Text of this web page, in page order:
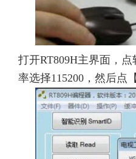
打开RT809H主界面，
率选择115200，然后点